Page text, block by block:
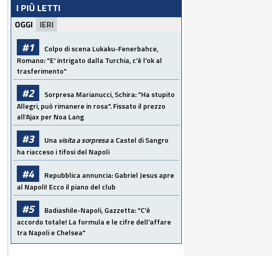
I PIÙ LETTI
OGGI IERI
#1
Colpo di scena Lukaku-Fenerbahce,
Romano: "E' intrigato dalla Turchia, c'è l'ok al
trasferimento"
#2
Sorpresa Marianucci, Schira: "Ha stupito
Allegri, può rimanere in rosa". Fissato il prezzo
all'Ajax per Noa Lang
#3 Una visita a sorpresaa Castel di Sangro
ha riacceso i tifosi del Napoli
#4
Repubblica annuncia: Gabriel Jesus apre
al Napoli! Ecco il piano del club
#5
Badiashile-Napoli, Gazzetta: "C'è
accordo totale! La formula e le cifre dell'affare
tra Napoli e Chelsea"